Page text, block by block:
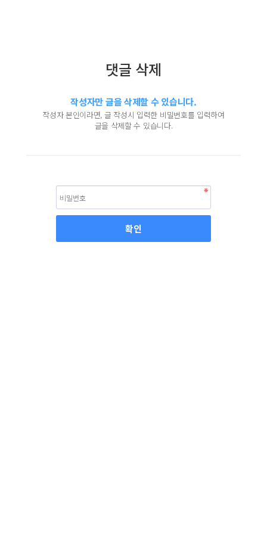
댓글 삭제
작성자만 글을 삭제할 수 있습니다.
작성자 본인이라면, 글 작성시 입력한 비밀번호를 입력하여
글을 삭제할 수 있습니다.